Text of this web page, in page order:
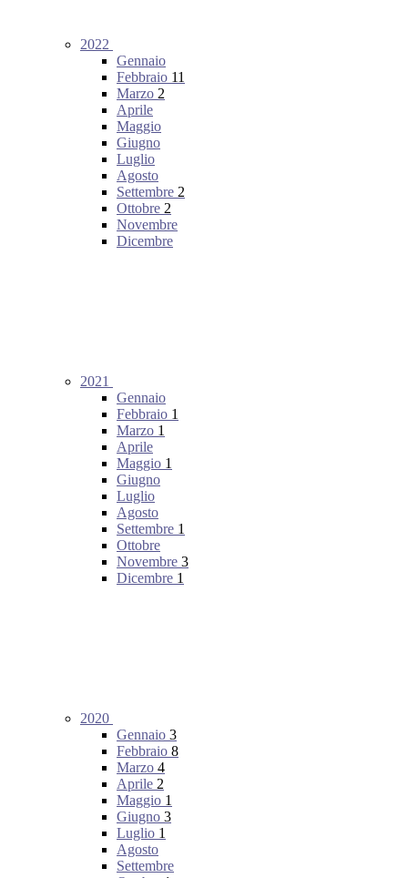
2022
Gennaio
Febbraio 11
Marzo 2
Aprile
Maggio
Giugno
Luglio
Agosto
Settembre 2
Ottobre 2
Novembre
Dicembre
2021
Gennaio
Febbraio 1
Marzo 1
Aprile
Maggio 1
Giugno
Luglio
Agosto
Settembre 1
Ottobre
Novembre 3
Dicembre 1
2020
Gennaio 3
Febbraio 8
Marzo 4
Aprile 2
Maggio 1
Giugno 3
Luglio 1
Agosto
Settembre